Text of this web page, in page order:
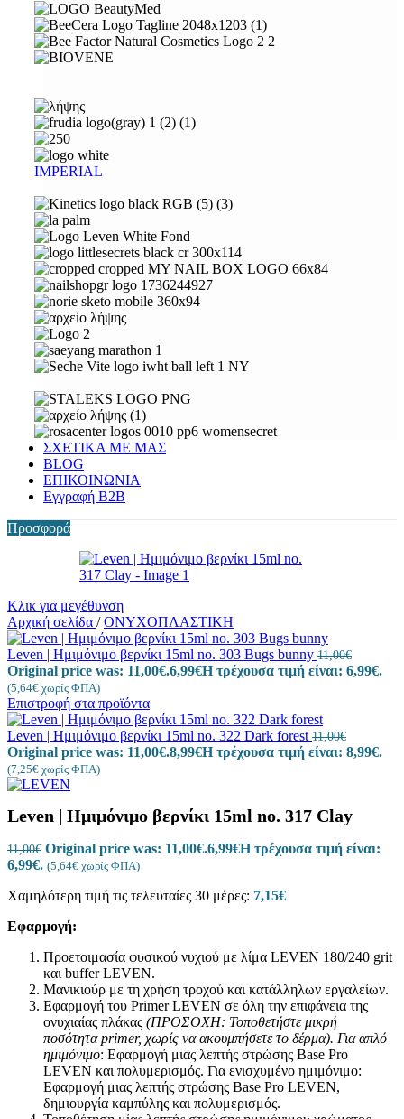
IMPERIAL
ΣΧΕΤΙΚΑ ΜΕ ΜΑΣ
BLOG
ΕΠΙΚΟΙΝΩΝΙΑ
Εγγραφή Β2Β
Προσφορά
Κλικ για μεγέθυνση
Αρχική σελίδα / ΟΝΥΧΟΠΛΑΣΤΙΚΗ
Leven | Ημιμόνιμο βερνίκι 15ml no. 303 Bugs bunny 11,00€
Original price was: 11,00€.6,99€Η τρέχουσα τιμή είναι: 6,99€.
(5,64€ χωρίς ΦΠΑ)
Επιστροφή στα προϊόντα
Leven | Ημιμόνιμο βερνίκι 15ml no. 322 Dark forest 11,00€
Original price was: 11,00€.8,99€Η τρέχουσα τιμή είναι: 8,99€.
(7,25€ χωρίς ΦΠΑ)
Leven | Ημιμόνιμο βερνίκι 15ml no. 317 Clay
11,00€ Original price was: 11,00€.6,99€Η τρέχουσα τιμή είναι:
6,99€. (5,64€ χωρίς ΦΠΑ)
Χαμηλότερη τιμή τις τελευταίες 30 μέρες: 7,15€
Εφαρμογή:
Προετοιμασία φυσικού νυχιού με λίμα LEVEN 180/240 grit
και buffer LEVEN.
Μανικιούρ με τη χρήση τροχού και κατάλληλων εργαλείων.
Εφαρμογή του Primer LEVEN σε όλη την επιφάνεια της
ονυχιαίας πλάκας (ΠΡΟΣΟΧΗ: Τοποθετήστε μικρή
ποσότηταprimer, χωρίς να ακουμπήσετε το δέρμα). Για απλό
ημιμόνιμο: Εφαρμογή μιας λεπτής στρώσης Base Pro
LEVEN και πολυμερισμός. Για ενισχυμένο ημιμόνιμο:
Εφαρμογή μιας λεπτής στρώσης Base Pro LEVEN,
δημιουργία καμπύλης και πολυμερισμός.